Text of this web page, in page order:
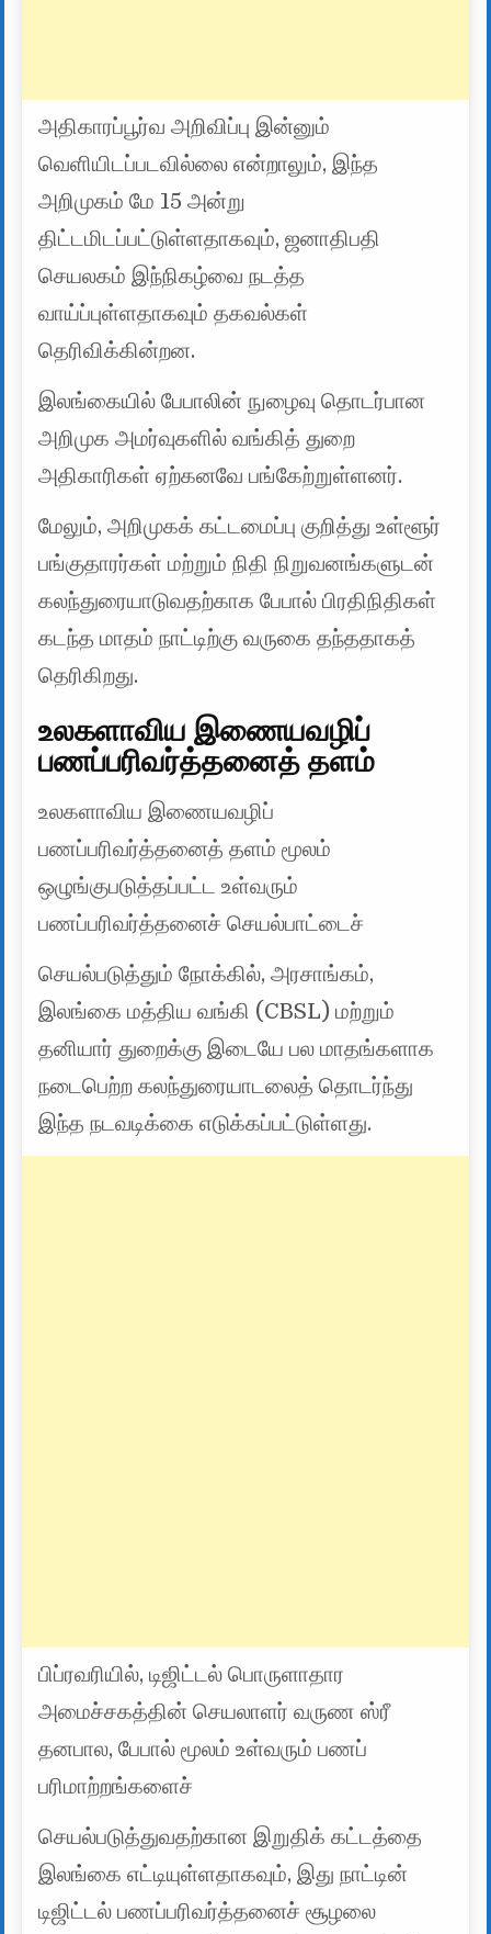
அதிகாரப்பூர்வ அறிவிப்பு இன்னும்
வெளியிடப்படவில்லை என்றாலும், இந்த
அறிமுகம் மே 15 அன்று
திட்டமிடப்பட்டுள்ளதாகவும், ஜனாதிபதி
செயலகம் இந்நிகழ்வை நடத்த
வாய்ப்புள்ளதாகவும் தகவல்கள்
தெரிவிக்கின்றன.
இலங்கையில் பேபாலின் நுழைவு தொடர்பான
அறிமுக அமர்வுகளில் வங்கித் துறை
அதிகாரிகள் ஏற்கனவே பங்கேற்றுள்ளனர்.
மேலும், அறிமுகக் கட்டமைப்பு குறித்து உள்ளூர்
பங்குதாரர்கள் மற்றும் நிதி நிறுவனங்களுடன்
கலந்துரையாடுவதற்காக பேபால் பிரதிநிதிகள்
கடந்த மாதம் நாட்டிற்கு வருகை தந்ததாகத்
தெரிகிறது.
உலகளாவிய இணையவழிப்
பணப்பரிவர்த்தனைத் தளம்
உலகளாவிய இணையவழிப்
பணப்பரிவர்த்தனைத் தளம் மூலம்
ஒழுங்குபடுத்தப்பட்ட உள்வரும்
பணப்பரிவர்த்தனைச் செயல்பாட்டைச்
செயல்படுத்தும் நோக்கில், அரசாங்கம்,
இலங்கை மத்திய வங்கி (CBSL) மற்றும்
தனியார் துறைக்கு இடையே பல மாதங்களாக
நடைபெற்ற கலந்துரையாடலைத் தொடர்ந்து
இந்த நடவடிக்கை எடுக்கப்பட்டுள்ளது.
பிப்ரவரியில், டிஜிட்டல் பொருளாதார
அமைச்சகத்தின் செயலாளர் வருண ஸ்ரீ
தனபால, பேபால் மூலம் உள்வரும் பணப்
பரிமாற்றங்களைச்
செயல்படுத்துவதற்கான இறுதிக் கட்டத்தை
இலங்கை எட்டியுள்ளதாகவும், இது நாட்டின்
டிஜிட்டல் பணப்பரிவர்த்தனைச் சூழலை